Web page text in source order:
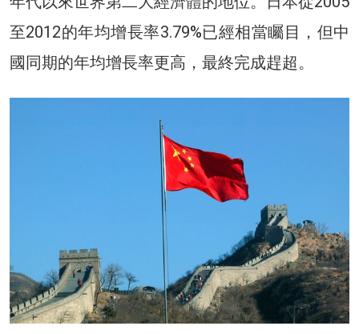
至2012的年均增長率3.79%已經相當矚目，但中
國同期的年均增長率更高，最終完成趕超。